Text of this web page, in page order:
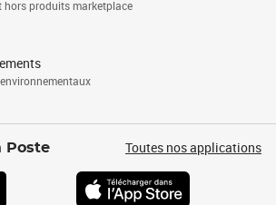
hors produits marketplace
Poste Toutes nos applications